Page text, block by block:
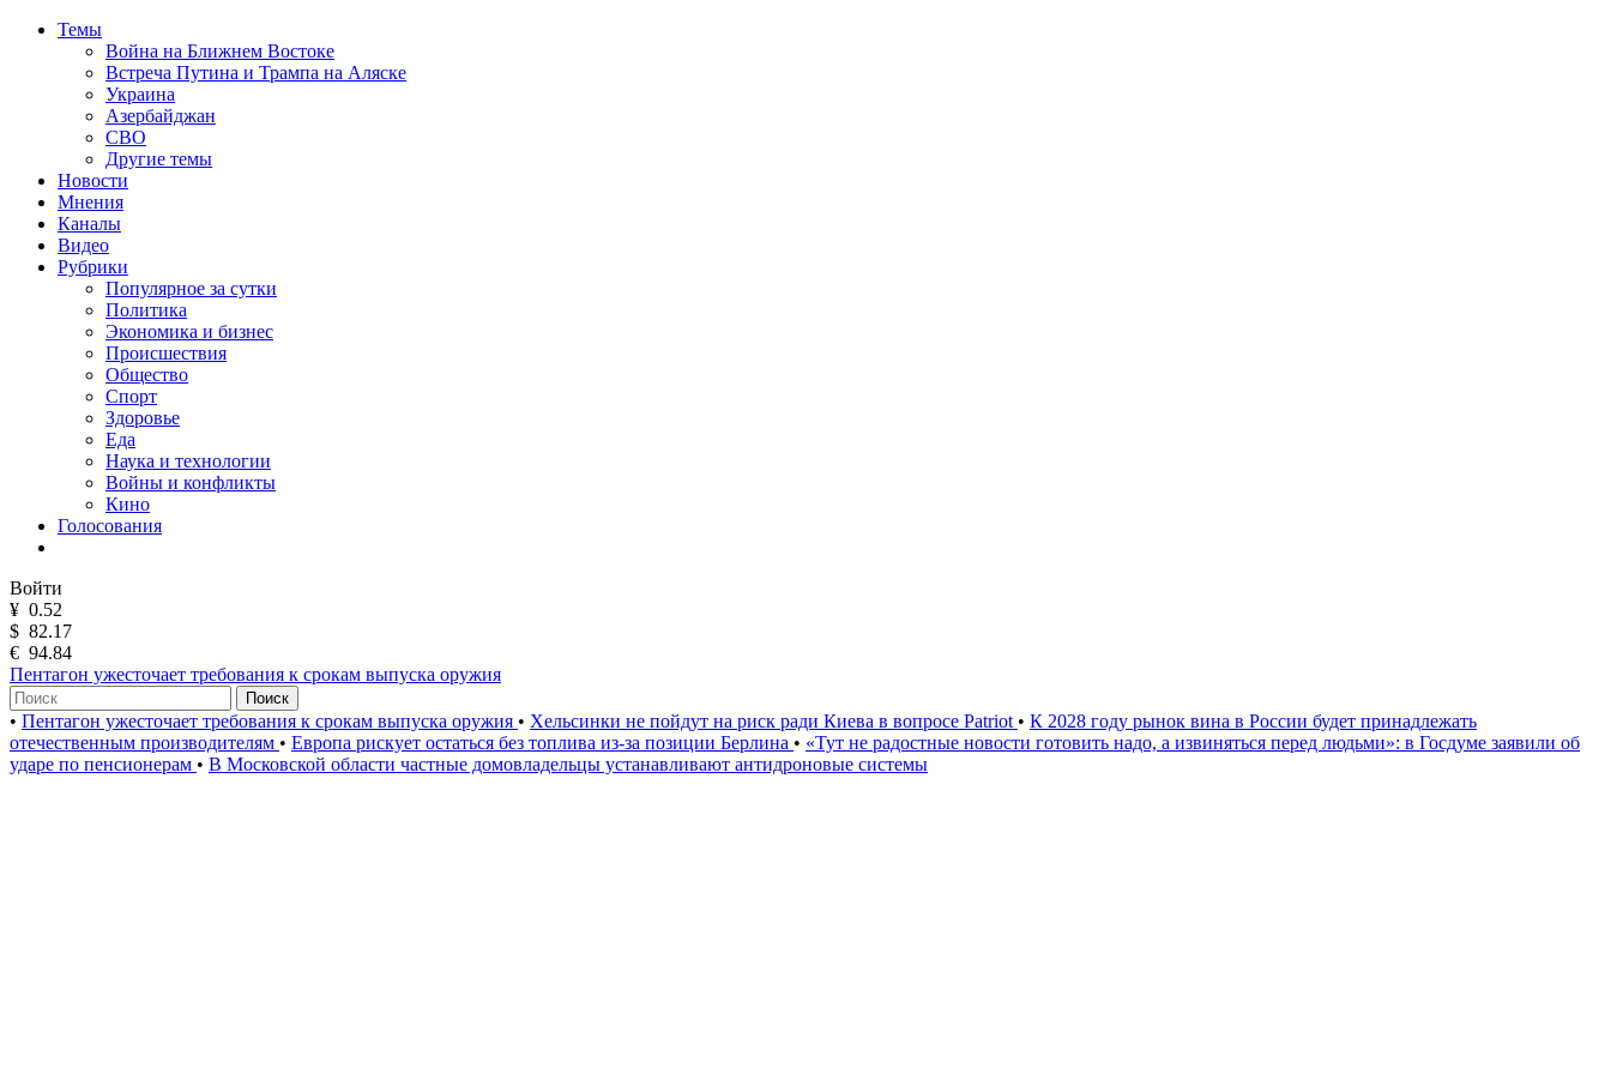
Темы
Война на Ближнем Востоке
Встреча Путина и Трампа на Аляске
Украина
Азербайджан
СВО
Другие темы
Новости
Мнения
Каналы
Видео
Рубрики
Популярное за сутки
Политика
Экономика и бизнес
Происшествия
Общество
Спорт
Здоровье
Еда
Наука и технологии
Войны и конфликты
Кино
Голосования
Войти
¥ 0.52
$ 82.17
€ 94.84
Пентагон ужесточает требования к срокам выпуска оружия
Поиск
• Пентагон ужесточает требования к срокам выпуска оружия • Хельсинки не пойдут на риск ради Киева в вопросе Patriot • К 2028 году рынок вина в России будет принадлежать
отечественным производителям • Европа рискует остаться без топлива из-за позиции Берлина • «Тут не радостные новости готовить надо, а извиняться перед людьми»: в Госдуме заявили об
ударе по пенсионерам • В Московской области частные домовладельцы устанавливают антидроновые системы